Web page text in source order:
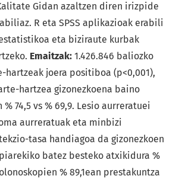
Gidan azaltzen diren irizpide
R eta SPSS aplikazioak erabili
eta biziraute kurbak
Emaitzak: 1.426.846 baliozko
joera positiboa (p<0,001),
hartzea gizonezkoena baino
% 74,5 vs % 69,9. Lesio aurreratuei
aurreratuak eta minbizi
tasa handiagoa da gizonezkoen
batez besteko atxikidura %
% 89,1ean prestakuntza